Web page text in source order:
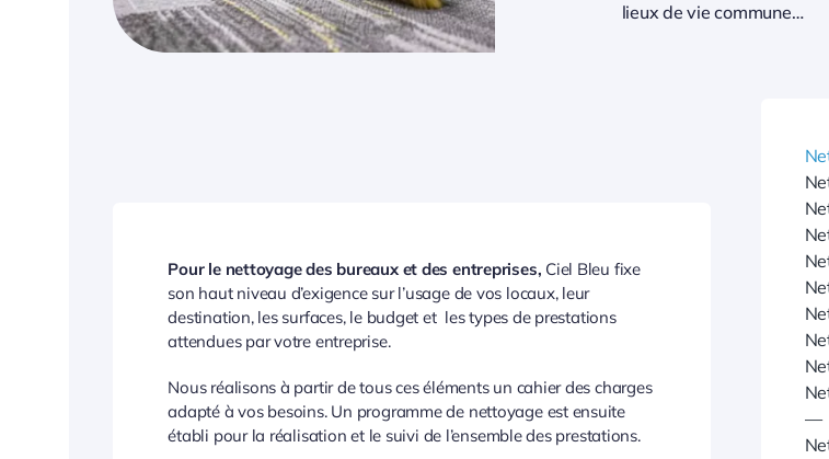
lieux de vie commune…
Pour le nettoyage des bureaux et des entreprises, Ciel Bleu fixe
son haut niveau d’exigence sur l’usage de vos locaux, leur
destination, les surfaces, le budget et les types de prestations
attendues par votre entreprise.
Nous réalisons à partir de tous ces éléments un cahier des charges
adapté à vos besoins. Un programme de nettoyage est ensuite
établi pour la réalisation et le suivi de l’ensemble des prestations.
—